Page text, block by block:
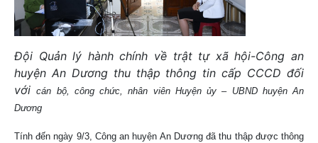
Đội Quản lý hành chính về trật tự xã hội-Công an
huyện An Dương thu thập thông tin cấp CCCD đối
vớicán bộ, công chức, nhân viên Huyện ủy – UBND huyện An
Dương
Tính đến ngày 9/3, Công an huyện An Dương đã thu thập được thông